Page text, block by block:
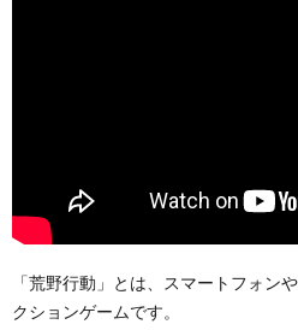
「荒野行動」とは、スマートフォン
クションゲームです。